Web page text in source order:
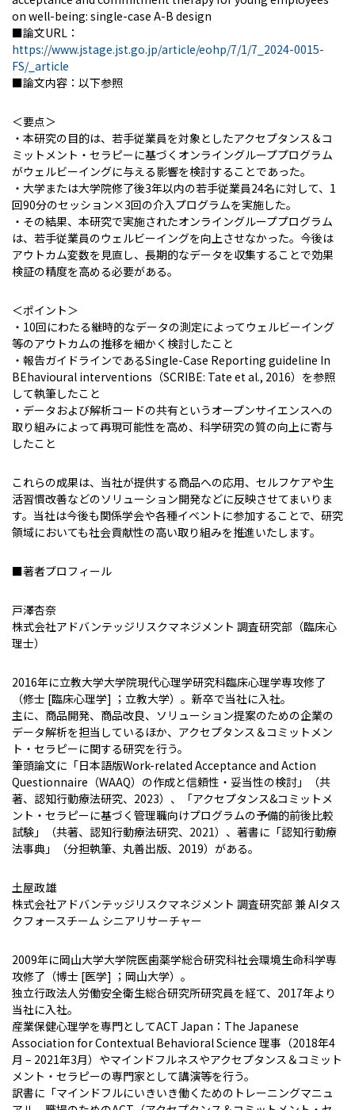
on well-being: single-case A-B design
■論文URL：
https://www.jstage.jst.go.jp/article/eohp/7/1/7_2024-0015-
FS/_article
■論文内容：以下参照
＜要点＞
・本研究の目的は、若手従業員を対象としたアクセプタンス＆コ
ミットメント・セラピーに基づくオンライングループプログラム
がウェルビーイングに与える影響を検討することであった。
・大学または大学院修了後3年以内の若手従業員24名に対して、1
回90分のセッション×3回の介入プログラムを実施した。
・その結果、本研究で実施されたオンライングループプログラム
は、若手従業員のウェルビーイングを向上させなかった。今後は
アウトカム変数を見直し、長期的なデータを収集することで効果
検証の精度を高める必要がある。
＜ポイント＞
・10回にわたる継時的なデータの測定によってウェルビーイング
等のアウトカムの推移を細かく検討したこと
・報告ガイドラインであるSingle-Case Reporting guideline In
BEhavioural interventions（SCRIBE: Tate et al., 2016）を参照
して執筆したこと
・データおよび解析コードの共有というオープンサイエンスへの
取り組みによって再現可能性を高め、科学研究の質の向上に寄与
したこと
これらの成果は、当社が提供する商品への応用、セルフケアや生
活習慣改善などのソリューション開発などに反映させてまいりま
す。当社は今後も関係学会や各種イベントに参加することで、研究
領域においても社会貢献性の高い取り組みを推進いたします。
■著者プロフィール
戸澤杏奈
株式会社アドバンテッジリスクマネジメント 調査研究部（臨床心
理士）
2016年に立教大学大学院現代心理学研究科臨床心理学専攻修了
（修士 [臨床心理学] ；立教大学）。新卒で当社に入社。
主に、商品開発、商品改良、ソリューション提案のための企業の
データ解析を担当しているほか、アクセプタンス＆コミットメン
ト・セラピーに関する研究を行う。
筆頭論文に「日本語版Work-related Acceptance and Action
Questionnaire（WAAQ）の作成と信頼性・妥当性の検討」（共
著、認知行動療法研究、2023）、「アクセプタンス&コミットメ
ント・セラピーに基づく管理職向けプログラムの予備的前後比較
試験」（共著、認知行動療法研究、2021）、著書に「認知行動療
法事典」（分担執筆、丸善出版、2019）がある。
土屋政雄
株式会社アドバンテッジリスクマネジメント 調査研究部 兼 AIタス
クフォースチーム シニアリサーチャー
2009年に岡山大学大学院医歯薬学総合研究科社会環境生命科学専
攻修了（博士 [医学] ；岡山大学）。
独立行政法人労働安全衛生総合研究所研究員を経て、2017年より
当社に入社。
産業保健心理学を専門としてACT Japan：The Japanese
Association for Contextual Behavioral Science 理事（2018年4
月 – 2021年3月）やマインドフルネスやアクセプタンス＆コミット
メント・セラピーの専門家として講演等を行う。
訳書に「マインドフルにいきいき働くためのトレーニングマニュ